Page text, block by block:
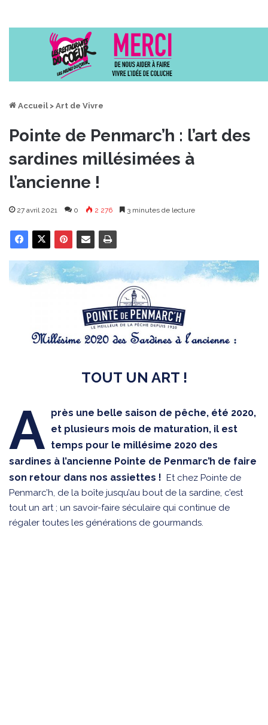
Accueil > Art de Vivre
Pointe de Penmarc’h : l’art des
sardines millésimées à
l’ancienne !
27 avril 2021 0 2 276 3 minutes de lecture
TOUT UN ART !
A près une belle saison de pêche, été 2020,
et plusieurs mois de maturation, il est
temps pour le millésime 2020 des
sardines à l’ancienne Pointe de Penmarc’h de faire
son retour dans nos assiettes ! Et chez Pointe de
Penmarc’h, de la boîte jusqu’au bout de la sardine, c’est
tout un art ; un savoir-faire séculaire qui continue de
régaler toutes les générations de gourmands.